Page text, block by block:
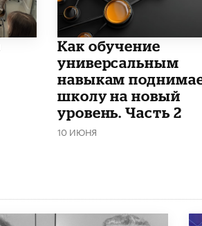
​Как обучение
универсальным
навыкам
школу на новый
уровень. Часть 2
10 ИЮНЯ